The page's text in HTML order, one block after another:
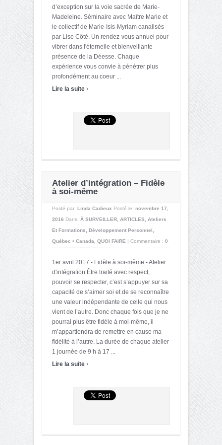
d’exception sur la voie sacrée de Marie-
Madeleine. Séminaire avec Maître Marie et
le collectif de Marie-Isis-Myriam canalisés
par Lise Côté. Un rendez-vous annuel pour
vibrer dans l'éternelle et bienveillante
présence de la Déesse. Chaque
expérience vous convie à pénétrer plus
profondément au coeur ...
Lire la suite ›
Atelier d’intégration – Fidèle
à soi-même
Posté par: Linda Cadieux Posté le: novembre 17,
2016 Dans: À SURVEILLER ARTICLES
Ateliers
Et Formations
Développement Personnel
Québec • Canada
QUOI FAIRE | Commentaire : 0
1er avril 2017 - Fidèle à soi-même - Atelier
d'intégration Être traité avec respect,
pouvoir se respecter, c’est s’appuyer sur sa
capacité de s’aimer soi et de se reconnaître
une valeur indépendante de celle qui nous
vient de l’autre. Donc chaque fois que je ne
pourrai plus être fidèle à moi-même, il
m’appartiendra de remettre en cause ma
fidélité à l’autre. La durée de chaque atelier
1 journée de 9 h à 17 ...
Lire la suite ›